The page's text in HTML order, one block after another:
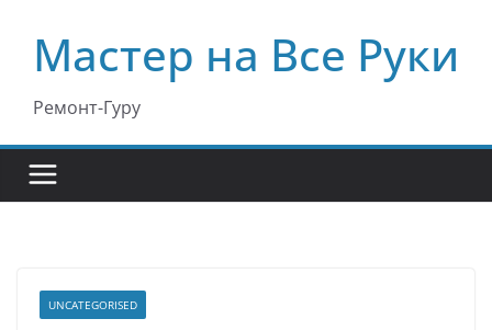
содержимому
Мастер на Все Руки
Ремонт-Гуру
UNCATEGORISED